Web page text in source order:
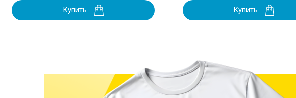
Купить Купить